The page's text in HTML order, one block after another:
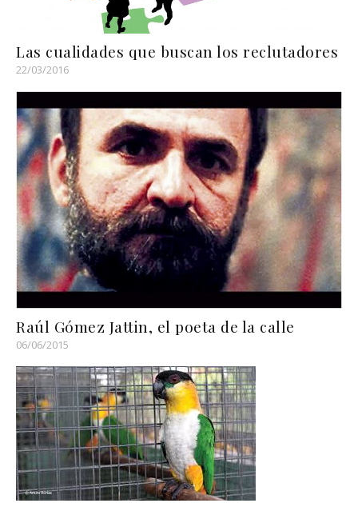
Las cualidades que buscan los reclutadores
22/03/2016
Raúl Gómez Jattin, el poeta de la calle
06/06/2015